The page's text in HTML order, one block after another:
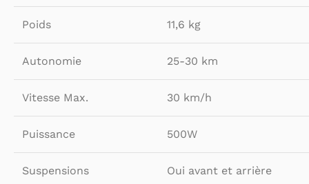
Poids 11,6 kg
Autonomie 25-30 km
Vitesse Max. 30 km/h
Puissance 500W
Suspensions Oui avant et arrière